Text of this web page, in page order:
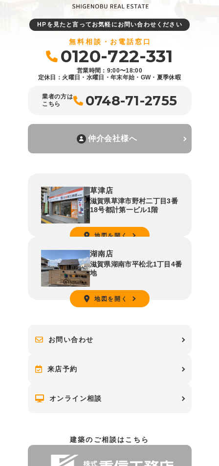
HPを見たと言ってお気軽にお問い合わせください
無料相談・お電話窓口
0120-722-331
営業時間：9:00〜18:00
定休日：火曜日・水曜日・年末年始・GW・夏季休暇
業者の方は
こちら
0748-71-2755
仲介会社様へ
草津店
滋賀県草津市野村二丁目3番
18号都計第一ビル1階
地図を開く
湖南店
滋賀県湖南市平松北1丁目4番
地
地図を開く
お問い合わせ
来店予約
オンライン相談
建築のご相談はこちら